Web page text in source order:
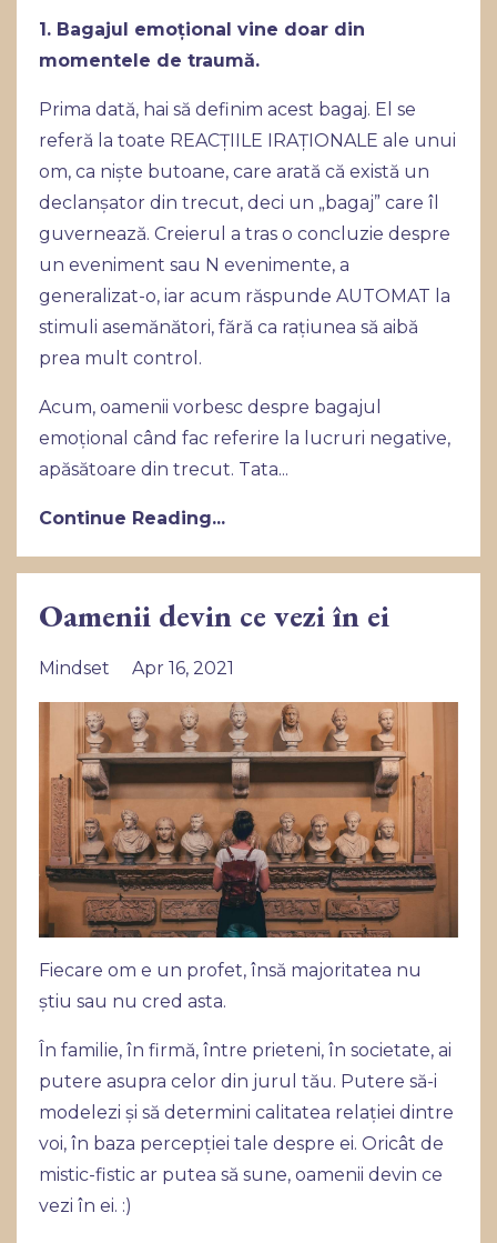
1. Bagajul emoțional vine doar din
momentele de traumă.
Prima dată, hai să definim acest bagaj. El se
referă la toate REACȚIILE IRAȚIONALE ale unui
om, ca niște butoane, care arată că există un
declanșator din trecut, deci un „bagaj” care îl
guvernează. Creierul a tras o concluzie despre
un eveniment sau N evenimente, a
generalizat-o, iar acum răspunde AUTOMAT la
stimuli asemănători, fără ca rațiunea să aibă
prea mult control.
Acum, oamenii vorbesc despre bagajul
emoțional când fac referire la lucruri negative,
apăsătoare din trecut. Tata...
Continue Reading...
Oamenii devin ce vezi în ei
Mindset Apr 16, 2021
Fiecare om e un profet, însă majoritatea nu
știu sau nu cred asta.
În familie, în firmă, între prieteni, în societate, ai
putere asupra celor din jurul tău. Putere să-i
modelezi și să determini calitatea relației dintre
voi, în baza percepției tale despre ei. Oricât de
mistic-fistic ar putea să sune, oamenii devin ce
vezi în ei. :)